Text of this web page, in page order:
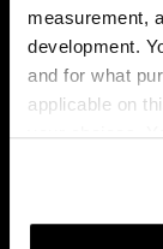
measurement,
development.
and for what
applicable on
your choices.